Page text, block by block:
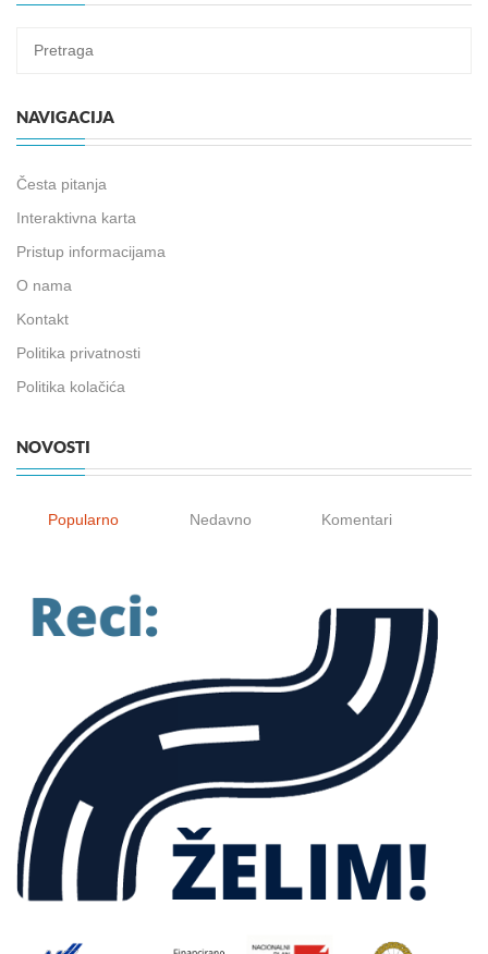
NAVIGACIJA
Česta pitanja
Interaktivna karta
Pristup informacijama
O nama
Kontakt
Politika privatnosti
Politika kolačića
NOVOSTI
Popularno Nedavno Komentari